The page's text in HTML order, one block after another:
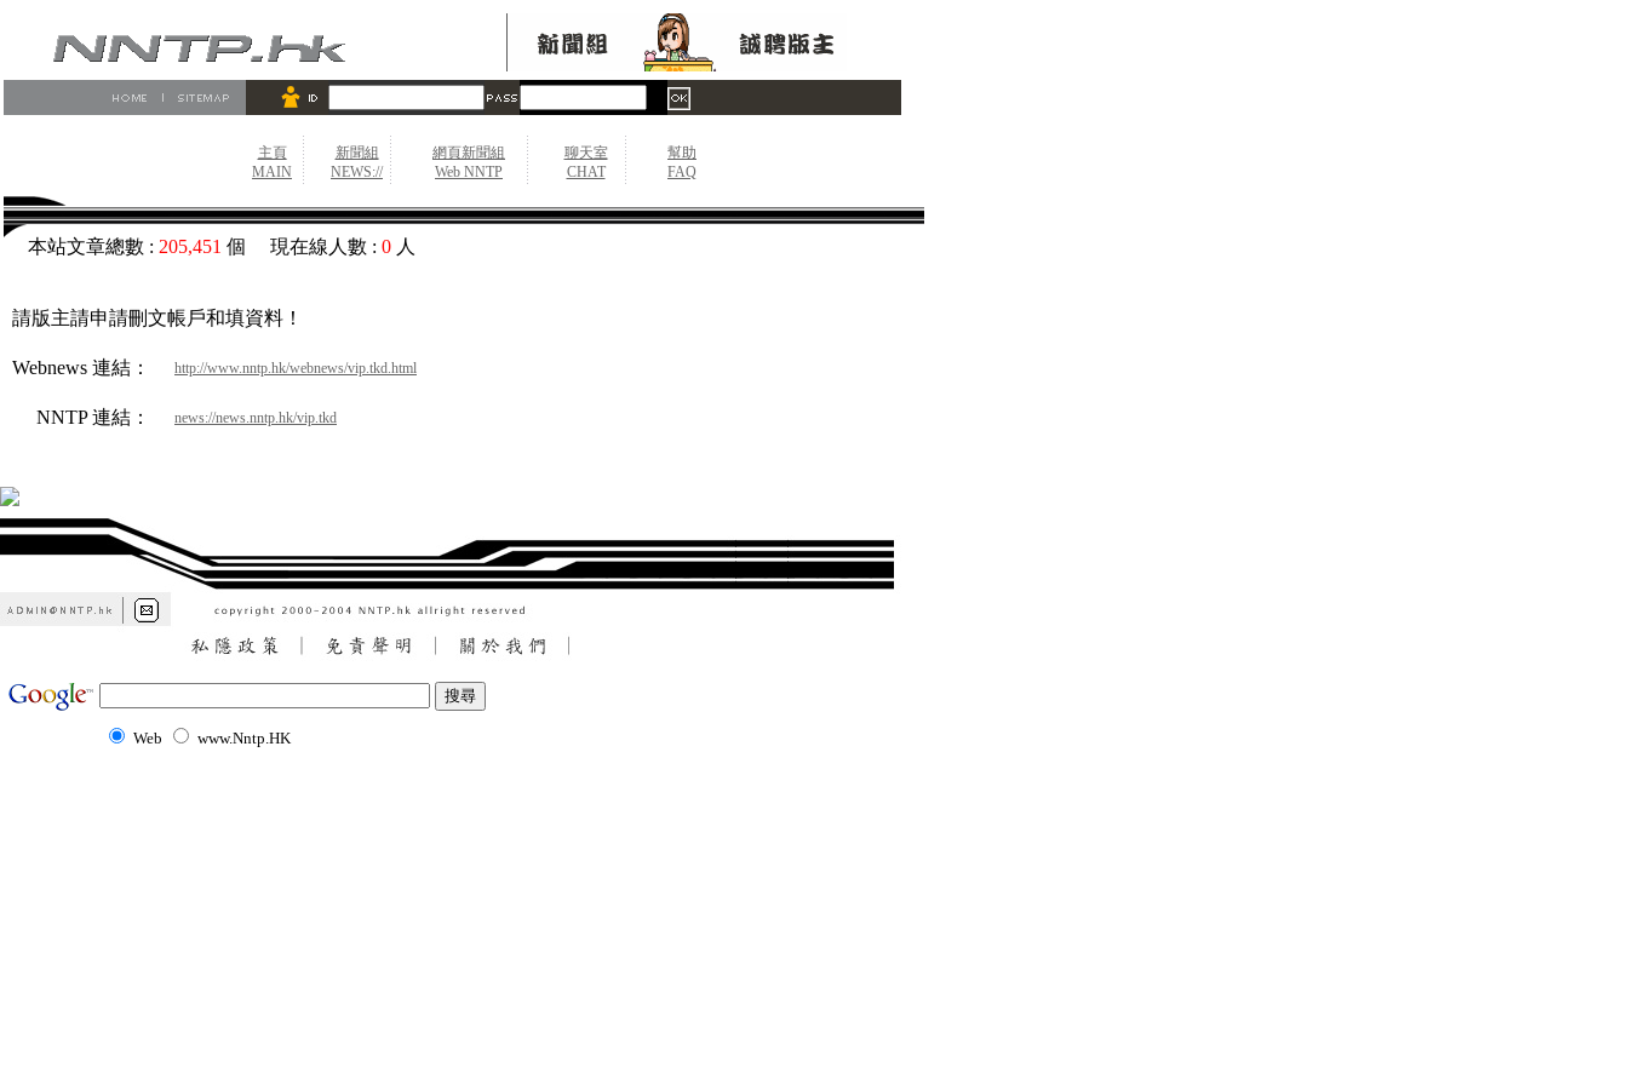
主頁
MAIN
新聞組
NEWS://
網頁新聞組
Web NNTP
聊天室
CHAT
幫助
FAQ
本站文章總數 : 205,451 個 現在線人數 : 0 人
請版主請申請刪文帳戶和填資料！
Webnews 連結： http://www.nntp.hk/webnews/vip.tkd.html
NNTP 連結： news://news.nntp.hk/vip.tkd
Web www.Nntp.HK